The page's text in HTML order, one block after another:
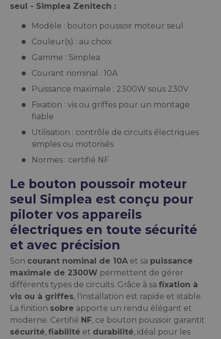
seul - Simplea Zenitech :
Modèle : bouton poussoir moteur seul
Couleur(s) : au choix
Gamme : Simplea
Courant nominal : 10A
Puissance maximale : 2300W sous 230V
Fixation : vis ou griffes pour un montage
fiable
Utilisation : contrôle de circuits électriques
simples ou motorisés
Normes : certifié NF
Le bouton poussoir moteur
seul Simplea est conçu pour
piloter vos appareils
électriques en toute sécurité
et avec précision
Son courant nominal de 10A et sa puissance
maximale de 2300W permettent de gérer
différents types de circuits. Grâce à sa fixation à
vis ou à griffes, l'installation est rapide et stable.
La finition sobre apporte un rendu élégant et
moderne. Certifié NF, ce bouton poussoir garantit
sécurité, fiabilité et durabilité, idéal pour les